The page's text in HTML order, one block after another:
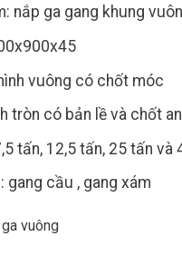
nắp ga gang khung
vuông có chốt móc
tròn có bản lề và chốt
tấn, 12,5 tấn, 25 tấn và
gang cầu , gang xám